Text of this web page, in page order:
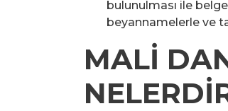
bulunulması ile
beyannamelerle ve
MALİ